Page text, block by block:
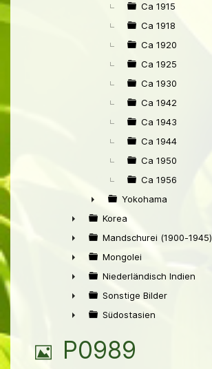
Ca 1915
Ca 1918
Ca 1920
Ca 1925
Ca 1930
Ca 1942
Ca 1943
Ca 1944
Ca 1950
Ca 1956
►
Yokohama
►
Korea
►
Mandschurei (1900-1945)
►
Mongolei
►
Niederländisch Indien
►
Sonstige Bilder
Südostasien
B
P0989